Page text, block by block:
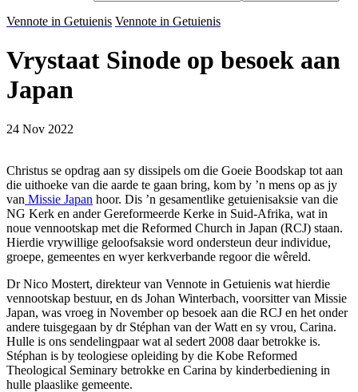
Vennote in Getuienis Vennote in Getuienis
Vrystaat Sinode op besoek aan
Japan
24 Nov 2022
Christus se opdrag aan sy dissipels om die Goeie Boodskap tot aan
die uithoeke van die aarde te gaan bring, kom by ’n mens op as jy
van Missie Japan hoor. Dis ’n gesamentlike getuienisaksie van die
NG Kerk en ander Gereformeerde Kerke in Suid-Afrika, wat in
noue vennootskap met die Reformed Church in Japan (RCJ) staan.
Hierdie vrywillige geloofsaksie word ondersteun deur individue,
groepe, gemeentes en wyer kerkverbande regoor die wêreld.
Dr Nico Mostert, direkteur van Vennote in Getuienis wat hierdie
vennootskap bestuur, en ds Johan Winterbach, voorsitter van Missie
Japan, was vroeg in November op besoek aan die RCJ en het onder
andere tuisgegaan by dr Stéphan van der Watt en sy vrou, Carina.
Hulle is ons sendelingpaar wat al sedert 2008 daar betrokke is.
Stéphan is by teologiese opleiding by die Kobe Reformed
Theological Seminary betrokke en Carina by kinderbediening in
hulle plaaslike gemeente.